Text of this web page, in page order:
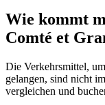
Wie kommt
Comté et
Die Verkehrsmittel,
gelangen, sind nicht
vergleichen und